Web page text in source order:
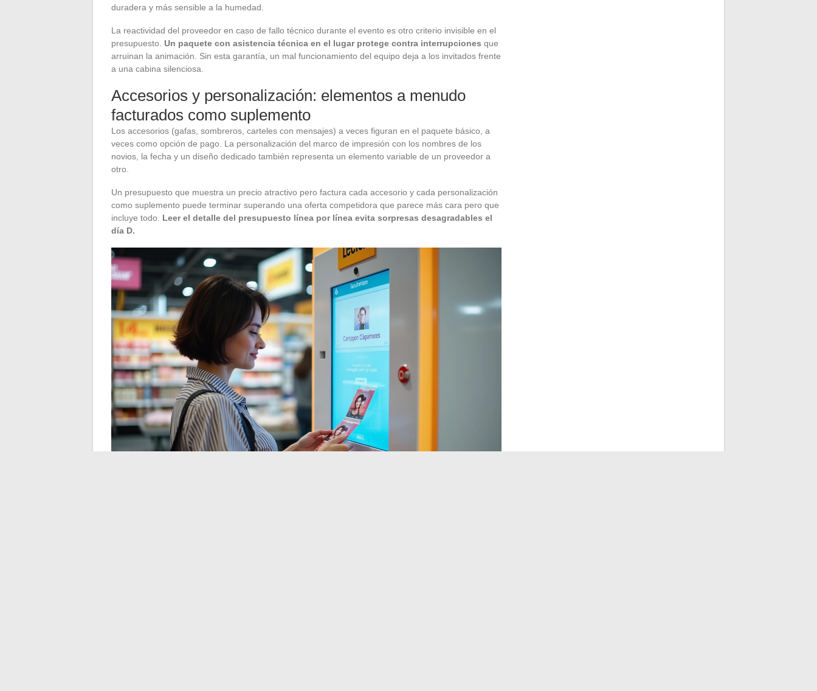
duradera y más sensible a la humedad.
La reactividad del proveedor en caso de fallo técnico durante el evento es otro criterio invisible en el
presupuesto. Un paquete con asistencia técnica en el lugar protege contra interrupciones que
arruinan la animación. Sin esta garantía, un mal funcionamiento del equipo deja a los invitados frente
a una cabina silenciosa.
Accesorios y personalización: elementos a menudo
facturados como suplemento
Los accesorios (gafas, sombreros, carteles con mensajes) a veces figuran en el paquete básico, a
veces como opción de pago. La personalización del marco de impresión con los nombres de los
novios, la fecha y un diseño dedicado también representa un elemento variable de un proveedor a
otro.
Un presupuesto que muestra un precio atractivo pero factura cada accesorio y cada personalización
como suplemento puede terminar superando una oferta competidora que parece más cara pero que
incluye todo. Leer el detalle del presupuesto línea por línea evita sorpresas desagradables el
día D.